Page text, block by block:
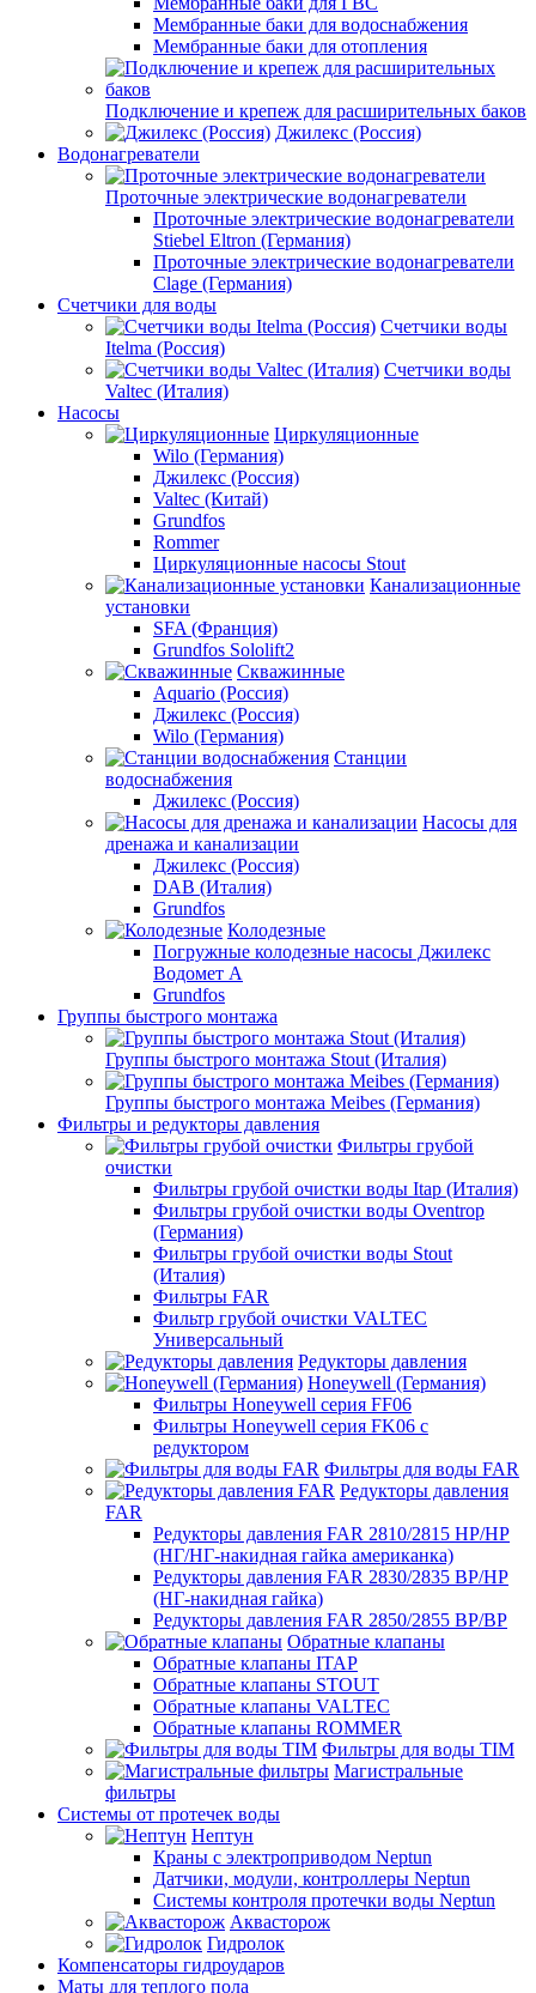
Мембранные баки для водоснабжения
Мембранные баки для отопления
Подключение и крепеж для расширительных баков
Джилекс (Россия)
Водонагреватели
Проточные электрические водонагреватели
Проточные электрические водонагреватели
Stiebel Eltron (Германия)
Проточные электрические водонагреватели
Clage (Германия)
Счетчики для воды
Счетчики воды
Itelma (Россия)
Счетчики воды
Valtec (Италия)
Насосы
Циркуляционные
Wilo (Германия)
Джилекс (Россия)
Valtec (Китай)
Grundfos
Rommer
Циркуляционные насосы Stout
Канализационные
установки
SFA (Франция)
Grundfos Sololift2
Скважинные
Aquario (Россия)
Джилекс (Россия)
Wilo (Германия)
Станции
водоснабжения
Джилекс (Россия)
Насосы для
дренажа и канализации
Джилекс (Россия)
DAB (Италия)
Grundfos
Колодезные
Погружные колодезные насосы Джилекс
Водомет А
Grundfos
Группы быстрого монтажа
Группы быстрого монтажа Stout (Италия)
Группы быстрого монтажа Meibes (Германия)
Фильтры и редукторы давления
Фильтры грубой
очистки
Фильтры грубой очистки воды Itap (Италия)
Фильтры грубой очистки воды Oventrop
(Германия)
Фильтры грубой очистки воды Stout
(Италия)
Фильтры FAR
Фильтр грубой очистки VALTEC
Универсальный
Редукторы давления
Honeywell (Германия)
Фильтры Honeywell серия FF06
Фильтры Honeywell серия FK06 с
редуктором
Фильтры для воды FAR
Редукторы давления
FAR
Редукторы давления FAR 2810/2815 НР/НР
(НГ/НГ-накидная гайка американка)
Редукторы давления FAR 2830/2835 ВР/НР
(НГ-накидная гайка)
Редукторы давления FAR 2850/2855 ВР/ВР
Обратные клапаны
Обратные клапаны ITAP
Обратные клапаны STOUT
Обратные клапаны VALTEC
Обратные клапаны ROMMER
Фильтры для воды TIM
Магистральные
фильтры
Системы от протечек воды
Нептун
Краны с электроприводом Neptun
Датчики, модули, контроллеры Neptun
Системы контроля протечки воды Neptun
Аквасторож
Гидролок
Компенсаторы гидроударов
Маты для теплого пола